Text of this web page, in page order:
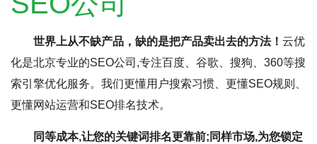
世界上从不缺产品，缺的是把产品卖出去的方法！ 云优
化是北京专业的SEO公司,专注百度、谷歌、搜狗、360等搜
索引擎优化服务。我们更懂用户搜索习惯、更懂SEO规则、
更懂网站运营和SEO排名技术。
同等成本,让您的关键词排名更靠前;同样市场,为您锁定